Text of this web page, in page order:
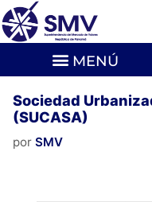
Sociedad
(SUCASA)
por SMV